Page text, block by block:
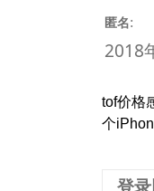
匿名:
2018
tof价格
个
登